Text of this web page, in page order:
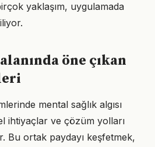
yaklaşım, uygulamada
öne çıkan
mental sağlık algısı
ihtiyaçlar ve çözüm yolları
Bu ortak paydayı keşfetmek,